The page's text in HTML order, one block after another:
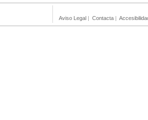
Aviso Legal | Contacta |